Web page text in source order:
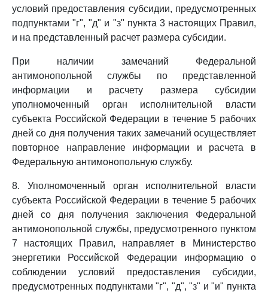
условий предоставления субсидии, предусмотренных
подпунктами "г", "д" и "з" пункта 3 настоящих Правил,
и на представленный расчет размера субсидии.
При наличии замечаний Федеральной
антимонопольной службы по представленной
информации и расчету размера субсидии
уполномоченный орган исполнительной власти
субъекта Российской Федерации в течение 5 рабочих
дней со дня получения таких замечаний осуществляет
повторное направление информации и расчета в
Федеральную антимонопольную службу.
8. Уполномоченный орган исполнительной власти
субъекта Российской Федерации в течение 5 рабочих
дней со дня получения заключения Федеральной
антимонопольной службы, предусмотренного пунктом
7 настоящих Правил, направляет в Министерство
энергетики Российской Федерации информацию о
соблюдении условий предоставления субсидии,
предусмотренных подпунктами "г", "д", "з" и "и" пункта